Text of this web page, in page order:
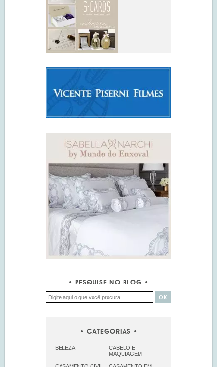
PESQUISE NO BLOG
CATEGORIAS
BELEZA
CABELO E
MAQUIAGEM